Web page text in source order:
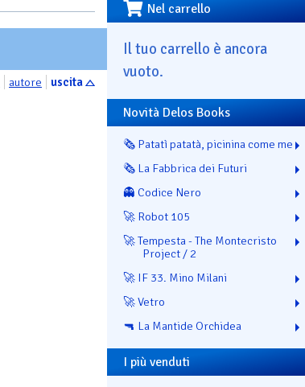
autore uscita
Nel carrello
Il tuo carrello è ancora
vuoto.
Novità Delos Books
🗞️ Patatì patatà, picinina come me
🗞️ La Fabbrica dei Futuri
👻 Codice Nero
🚀 Robot 105
🚀 Tempesta - The Montecristo
Project / 2
🚀 IF 33. Mino Milani
🚀 Vetro
🔫 La Mantide Orchidea
I più venduti